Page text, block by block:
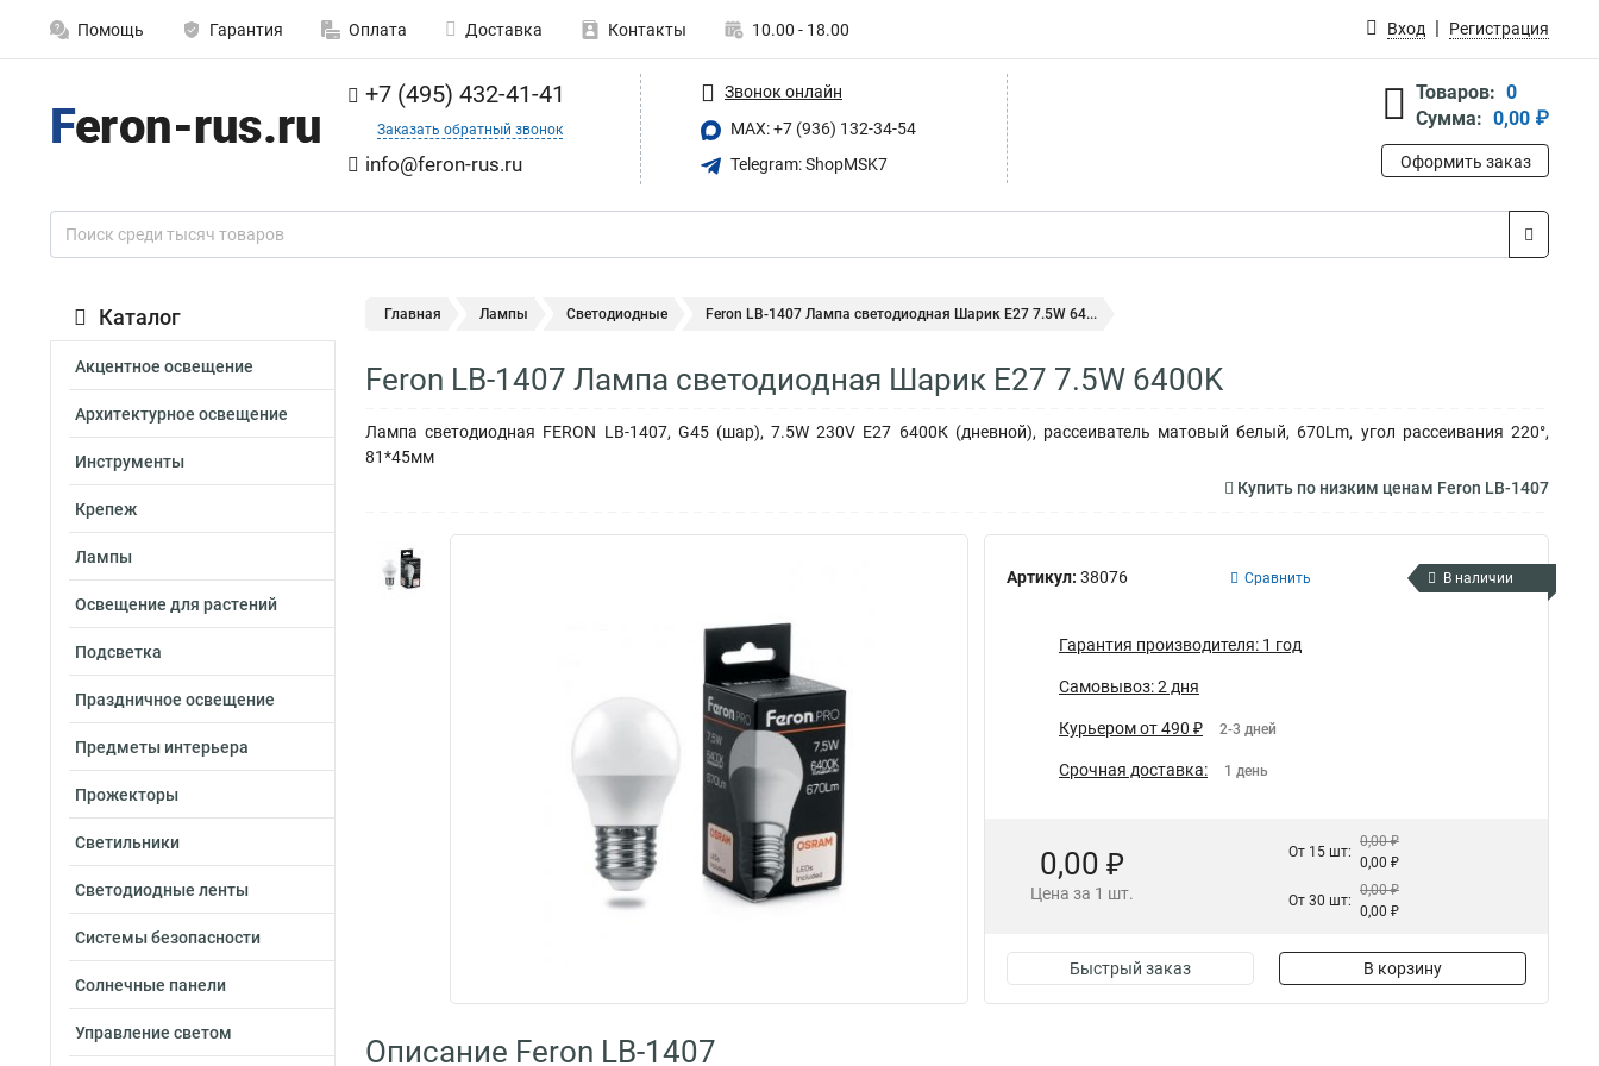
Помощь Гарантия Оплата Доставка Контакты 10.00 - 18.00 Вход Регистрация
+7 (495) 432-41-41
Заказать обратный звонок
info@feron-rus.ru
Звонок онлайн
MAX: +7 (936) 132-34-54
Telegram: ShopMSK7
Товаров: 0
Сумма: 0,00 ₽
Оформить заказ
Каталог
Акцентное освещение
Архитектурное освещение
Инструменты
Крепеж
Лампы
Освещение для растений
Подсветка
Праздничное освещение
Предметы интерьера
Прожекторы
Светильники
Светодиодные ленты
Системы безопасности
Солнечные панели
Управление светом
Главная Лампы Светодиодные Feron LB-1407 Лампа светодиодная Шарик E27 7.5W 64...
Feron LB-1407 Лампа светодиодная Шарик E27 7.5W 6400K
Лампа светодиодная FERON LB-1407, G45 (шар), 7.5W 230V E27 6400К (дневной), рассеиватель матовый белый, 670Lm, угол рассеивания 220°,
81*45мм
Купить по низким ценам Feron LB-1407
Артикул: 38076 Сравнить В наличии
Гарантия производителя: 1 год
Самовывоз: 2 дня
Курьером от 490 ₽ 2-3 дней
Срочная доставка: 1 день
0,00 ₽
Цена за 1 шт.
От 15 шт:
0,00 ₽
0,00 ₽
От 30 шт:
0,00 ₽
0,00 ₽
Быстрый заказ В корзину
Описание Feron LB-1407